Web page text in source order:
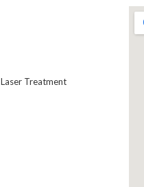
Laser Treatment